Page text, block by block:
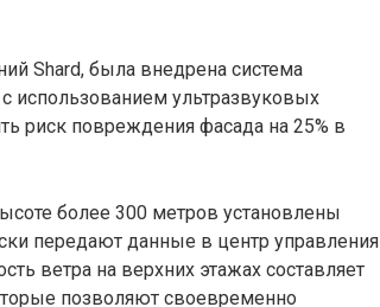
Shard, была внедрена система
использованием ультразвуковых
риск повреждения фасада на 25% в
более 300 метров установлены
передают данные в центр управления
ветра на верхних этажах составляет
позволяют своевременно